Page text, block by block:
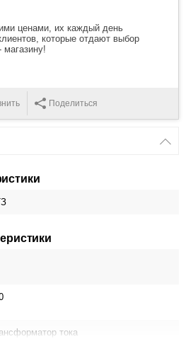
ценами, их каждый день
которые отдают выбор
магазину!
Поделиться
тока